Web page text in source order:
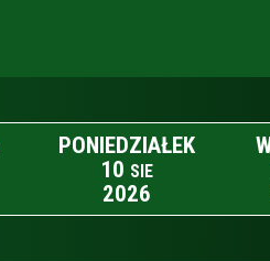
PONIEDZIAŁEK
10 SIE
2026